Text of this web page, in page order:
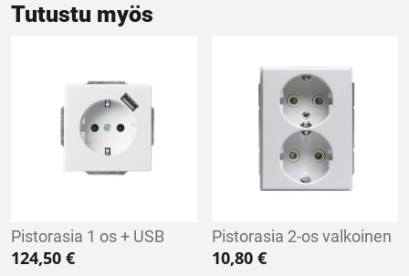
Tutustu myös
Pistorasia 1 os + USB
124,50 €
Pistorasia 2-os valkoinen
10,80€